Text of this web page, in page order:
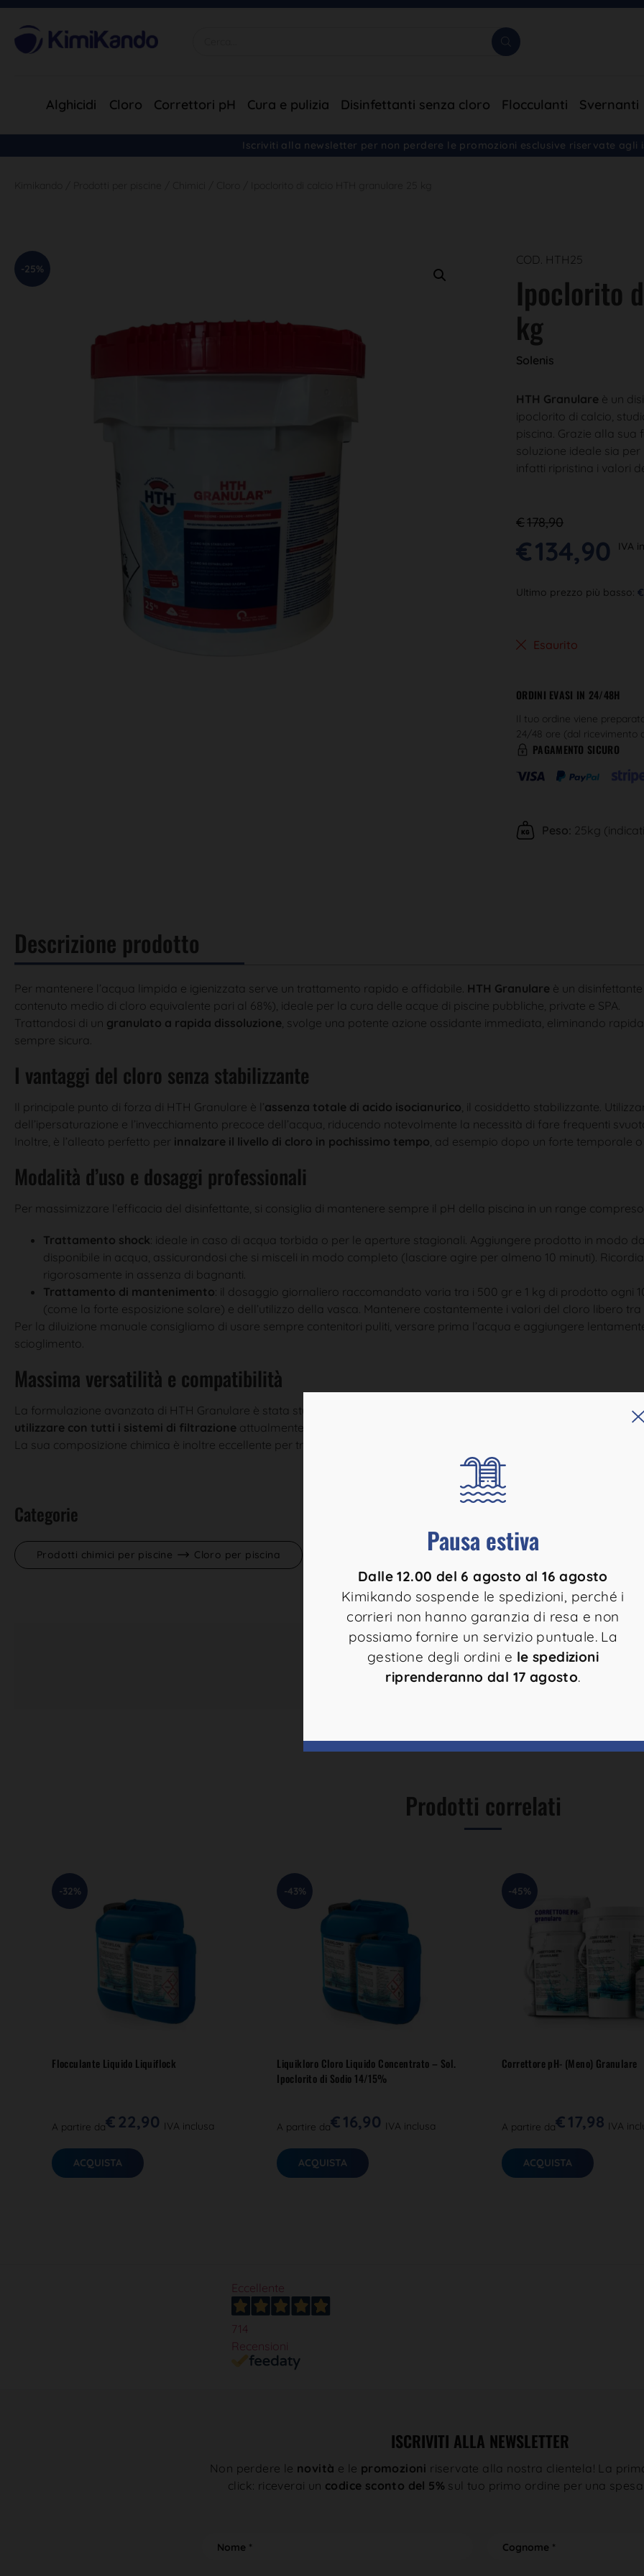
Alghicidi Cloro Correttori pH Cura e pulizia Disinfettanti senza cloro Flocculanti Svernanti
Iscriviti alla newsletter per non perdere le promozioni esclusive riservate agli
-25%
COD. HTH25
Ipoclorito
kg
Solenis
HTH Granulare è un
ipoclorito di calcio,
piscina. Grazie alla
soluzione ideale sia
infatti ripristina i valori
€178,90
€134,90 IVA
Ultimo prezzo più basso:€
Esaurito
ORDINI EVASI IN 24/48H
Il tuo ordine viene
24/48 ore (dal ricevimento
PAGAMENTO SICURO
Peso: 25kg
Descrizione prodotto
Per mantenere l’acqua limpida e igienizzata serve un trattamento rapido e affidabile. HTH Granulare è un
contenuto medio di cloro equivalente pari al 68%), ideale per la cura delle acque di piscine pubbliche, private e SPA.
Trattandosi di un granulato a rapida dissoluzione, svolge una potente azione ossidante immediata, eliminando
sempre sicura.
I vantaggi del cloro senza stabilizzante
Il principale punto di forza di HTH Granulare è l’assenza totale di acido isocianurico, il cosiddetto stabilizzante.
dell’ipersaturazione e l’invecchiamento precoce dell’acqua, riducendo notevolmente la necessità di fare frequenti
Inoltre, è l’alleato perfetto per innalzare il livello di cloro in pochissimo tempo, ad esempio dopo un forte temporale
Modalità d’uso e dosaggi professionali
Per massimizzare l’efficacia del disinfettante, si consiglia di mantenere sempre il pH della piscina in un range
Trattamento shock: ideale in caso di acqua torbida o per le aperture stagionali. Aggiungere prodotto in modo
disponibile in acqua, assicurandosi che si misceli in modo completo (lasciare agire per almeno 10 minuti).
rigorosamente in assenza di bagnanti.
Trattamento di mantenimento: il dosaggio giornaliero raccomandato varia tra i 500 gr e 1 kg di prodotto ogni
(come la forte esposizione solare) e dell’utilizzo della vasca. Mantenere costantemente i valori del cloro libero tra
Per la diluizione manuale consigliamo di usare sempre contenitori puliti, versare prima l’acqua e aggiungere
scioglimento.
Massima versatilità e compatibilità
La formulazione avanzata di HTH Granulare è stata studiata per ridurre al minimo la produzione di residui insolubili
utilizzare con tutti i sistemi di filtrazione attualmente in commercio.
La sua composizione chimica è inoltre eccellente per trattare senza problemi qualsiasi tipo di acqua di reintegro,
Categorie
Prodotti chimici per piscine Cloro per piscina Prodotti per piscine Prodotti chimici per piscine
Prodotti correlati
-32%
Flocculante Liquido Liquiflock
A partire da€ 22,90 IVA inclusa
ACQUISTA
-43%
Liquikloro Cloro Liquido Concentrato – Sol.
Ipoclorito di Sodio 14/15%
A partire da€16,90 IVA inclusa
ACQUISTA
-45%
Correttore pH- (Meno) Granulare
A partire da€17,98 IVA
ACQUISTA
Eccellente
714
Recensioni
ISCRIVITI ALLA NEWSLETTER
Non perdere le novità e le promozioni riservate alla nostra clientela! La
click: riceverai un codice sconto del 5% sul tuo primo ordine per una
Pausa estiva
Dalle 12.00 del 6 agosto al 16 agosto
Kimikando sospende le spedizioni, perché i
corrieri non hanno garanzia di resa e non
possiamo fornire un servizio puntuale. La
gestione degli ordini e le spedizioni
riprenderanno dal 17 agosto.